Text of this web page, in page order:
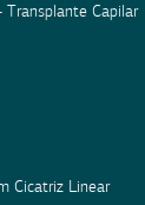
Transplante Capilar
Cicatriz Linear